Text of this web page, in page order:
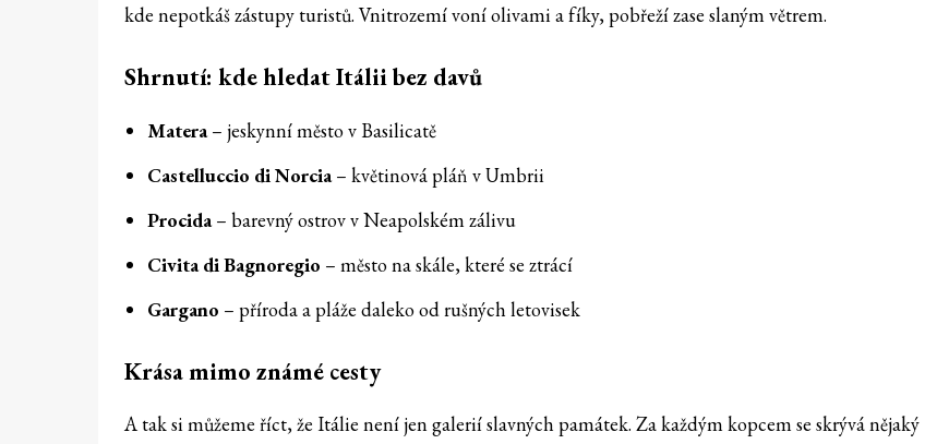
kde nepotkáš zástupy turistů. Vnitrozemí voní olivami a fíky, pobřeží zase slaným větrem.
Shrnutí: kde hledat Itálii bez davů
Matera– jeskynní město v Basilicatě
Castelluccio di Norcia– květinová pláň v Umbrii
Procida– barevný ostrov v Neapolském zálivu
Civita di Bagnoregio – město na skále, které se ztrácí
Gargano – příroda a pláže daleko od rušných letovisek
Krása mimo známé cesty
A tak si můžeme říct, že Itálie není jen galerií slavných památek. Za každým kopcem se skrývá nějaký